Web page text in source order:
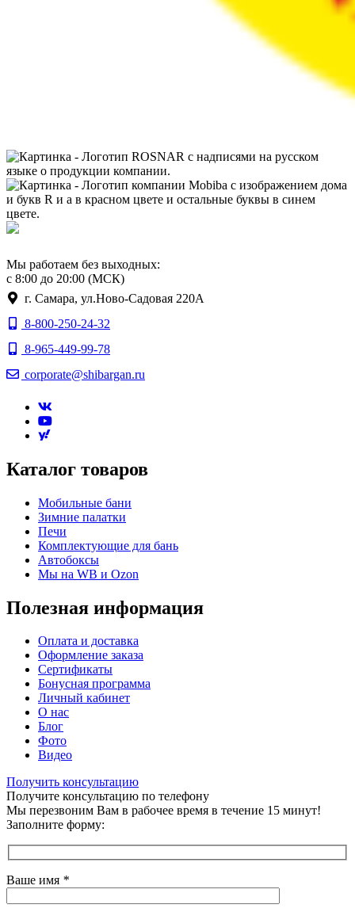
Мы работаем без выходных:
с 8:00 до 20:00 (МСК)
г. Самара, ул.Ново-Садовая 220А
8-800-250-24-32
8-965-449-99-78
corporate@shibargan.ru
Каталог товаров
Мобильные бани
Зимние палатки
Печи
Комплектующие для бань
Автобоксы
Мы на WB и Ozon
Полезная информация
Оплата и доставка
Оформление заказа
Сертификаты
Бонусная программа
Личный кабинет
О нас
Блог
Фото
Видео
Получить консультацию
Получите консультацию по телефону
Мы перезвоним Вам в рабочее время в течение 15 минут!
Заполните форму:
Ваше имя *